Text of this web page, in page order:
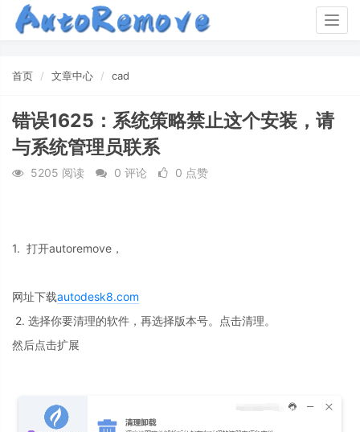
首页 文章中心 cad
错误1625：系统策略禁止这个安装，请
与系统管理员联系
5205 阅读 0 评论 0 点赞
1. 打开autoremove，
网址下载autodesk8.com
2. 选择你要清理的软件，再选择版本号。点击清理。
然后点击扩展